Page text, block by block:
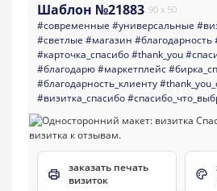
Шаблон №21883 90 x 50
#современные #универсальные
#светлые #магазин #благодарность
#карточка_спасибо#thank_you
#благодарю#маркетплейс
#благодарность_клиенту
#визитка_спасибо
заказать печать
визиток